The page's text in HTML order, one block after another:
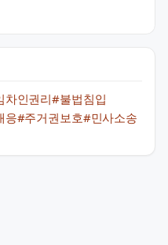
차인권리#불법침입
응#주거권보호#민사소송